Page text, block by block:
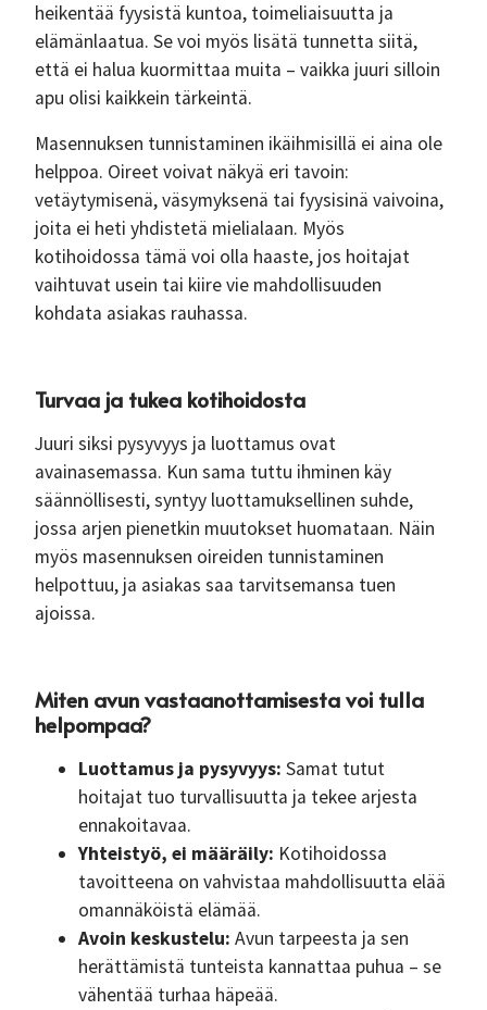
heikentää fyysistä kuntoa, toimeliaisuutta ja
elämänlaatua. Se voi myös lisätä tunnetta siitä,
että ei halua kuormittaa muita – vaikka juuri silloin
apu olisi kaikkein tärkeintä.
Masennuksen tunnistaminen ikäihmisillä ei aina ole
helppoa. Oireet voivat näkyä eri tavoin:
vetäytymisenä, väsymyksenä tai fyysisinä vaivoina,
joita ei heti yhdistetä mielialaan. Myös
kotihoidossa tämä voi olla haaste, jos hoitajat
vaihtuvat usein tai kiire vie mahdollisuuden
kohdata asiakas rauhassa.
Turvaa ja tukea kotihoidosta
Juuri siksi pysyvyys ja luottamus ovat
avainasemassa. Kun sama tuttu ihminen käy
säännöllisesti, syntyy luottamuksellinen suhde,
jossa arjen pienetkin muutokset huomataan. Näin
myös masennuksen oireiden tunnistaminen
helpottuu, ja asiakas saa tarvitsemansa tuen
ajoissa.
Miten avun vastaanottamisesta voi tulla
helpompaa?
Luottamus ja pysyvyys: Samat tutut
hoitajat tuo turvallisuutta ja tekee arjesta
ennakoitavaa.
Yhteistyö, ei määräily: Kotihoidossa
tavoitteena on vahvistaa mahdollisuutta elää
omannäköistä elämää.
Avoin keskustelu: Avun tarpeesta ja sen
herättämistä tunteista kannattaa puhua – se
vähentää turhaa häpeää.